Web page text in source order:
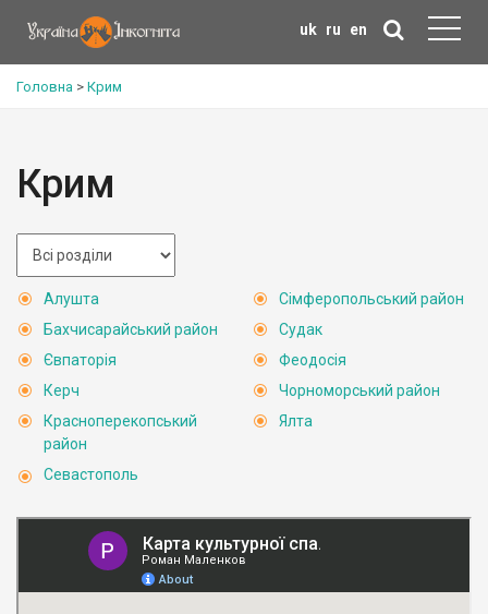
uk ru en
Головна > Крим
Крим
Алушта
Бахчисарайський район
Євпаторія
Керч
Красноперекопський
район
Севастополь
Сімферопольський район
Судак
Феодосія
Чорноморський район
Ялта